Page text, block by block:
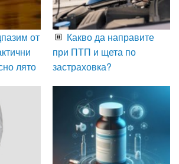
от
лято
Какво да направите
при ПТП и щета по
застраховка?